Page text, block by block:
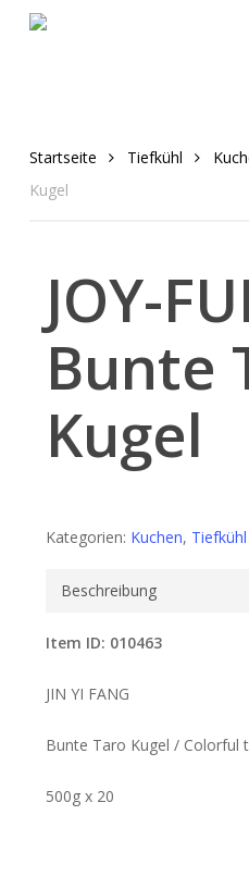
Startseite Tiefkühl
Kugel
JOY-
Bunte
Kugel
Kategorien: Kuchen, Tiefkühl
Beschreibung
Item ID: 010463
JIN YI FANG
Bunte Taro Kugel / Colorful
500g x 20